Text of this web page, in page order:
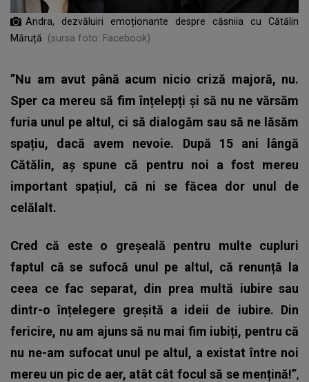
Andra, dezvăluiri emoționante despre căsniia cu Cătălin
Măruță
(sursa foto: Facebook)
”Nu am avut până acum nicio criză majoră, nu.
Sper ca mereu să fim înțelepți și să nu ne vărsăm
furia unul pe altul, ci să dialogăm sau să ne lăsăm
spațiu, dacă avem nevoie. După 15 ani lângă
Cătălin, aș spune că pentru noi a fost mereu
important spațiul, că ni se făcea dor unul de
celălalt.
Cred că este o greșeală pentru multe cupluri
faptul că se sufocă unul pe altul, că renunță la
ceea ce fac separat, din prea multă iubire sau
dintr-o înțelegere greșită a ideii de iubire. Din
fericire, nu am ajuns să nu mai fim iubiți, pentru că
nu ne-am sufocat unul pe altul, a existat între noi
mereu un pic de aer, atât cât focul să se mențină!”,